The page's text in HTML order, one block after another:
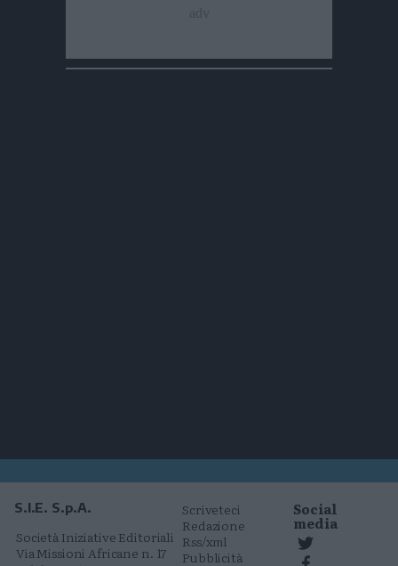
S.I.E. S.p.A.
Società Iniziative Editoriali
Via Missioni Africane n. 17
Scriveteci
Redazione
Rss/xml
Pubblicità
Social
media